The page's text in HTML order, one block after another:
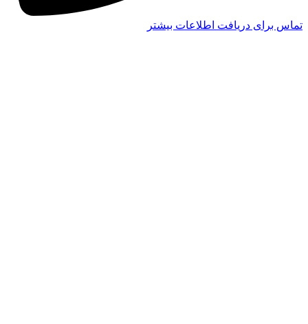
تماس برای دریافت اطلاعات بیشتر